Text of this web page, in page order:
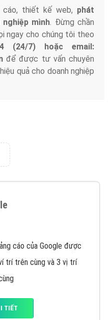
cáo, thiết kế web, phát
mình. Đừng chần
ngay cho chúng tôi theo
(24/7) hoặc email:
để được tư vấn chuyên
quả cho doanh nghiệp
cáo của Google được
trí trên cùng và 3 vị trí
TIẾT